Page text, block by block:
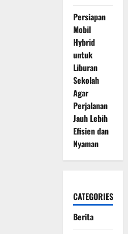
Persiapan
Mobil
Hybrid
untuk
Liburan
Sekolah
Agar
Perjalanan
Jauh Lebih
Efisien dan
Nyaman
CATEGORIES
Berita